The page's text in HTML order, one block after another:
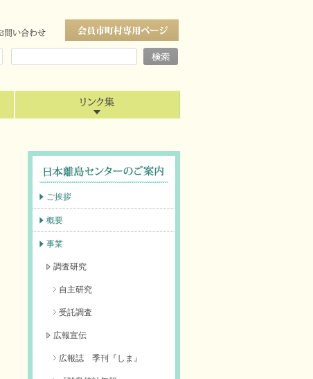
ご挨拶
概要
事業
調査研究
自主研究
受託調査
広報宣伝
広報誌 季刊『しま』